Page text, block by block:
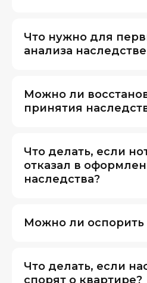
Что нужно для
анализа
Можно ли
принятия
Что делать, если
отказал в
наследства?
Можно ли оспорить
Что делать, если
спорят о квартире?